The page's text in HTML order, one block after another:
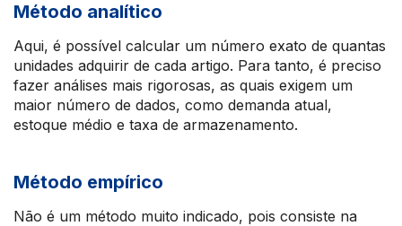
Método analítico
Aqui, é possível calcular um número exato de quantas
unidades adquirir de cada artigo. Para tanto, é preciso
fazer análises mais rigorosas, as quais exigem um
maior número de dados, como demanda atual,
estoque médio e taxa de armazenamento.
Método empírico
Não é um método muito indicado, pois consiste na